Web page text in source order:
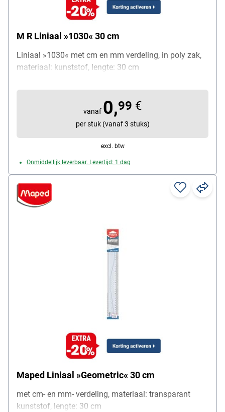
M R Liniaal »1030« 30 cm
Liniaal »1030« met cm en mm verdeling, in poly zak,
materiaal: kunststof, lengte: 30 cm
vanaf 0,99 €
per stuk (vanaf 3 stuks)
excl. btw
Onmiddellijk leverbaar. Levertijd: 1 dag
Maped Liniaal »Geometric« 30 cm
met cm- en mm- verdeling, materiaal: transparant
kunststof, lengte: 30 cm